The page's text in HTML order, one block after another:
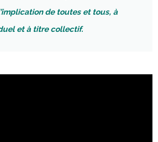
de toutes et tous, à
et à titre collectif.